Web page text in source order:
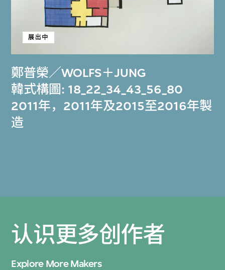
鄭普榮／WOLFS＋JUNG
展出中
韓式構圖: 18_22_34_43_56_80
2011年，2011年及2015至2016年製
造
认识更多创作者
Explore More Makers